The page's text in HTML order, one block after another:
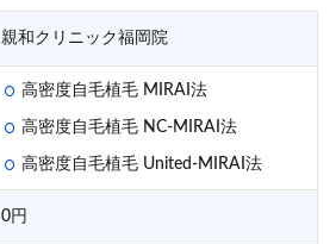
親和クリニック福岡院
高密度自毛植毛 MIRAI法
高密度自毛植毛 NC-MIRAI法
高密度自毛植毛 United-MIRAI法
0円